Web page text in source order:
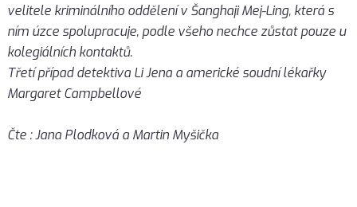
velitele kriminálního oddělení v Šanghaji Mej-Ling, která s
ním úzce spolupracuje, podle všeho nechce zůstat pouze u
kolegiálních kontaktů.
Třetí případ detektiva Li Jena a americké soudní lékařky
Margaret Campbellové
Čte : Jana Plodková a Martin Myšička